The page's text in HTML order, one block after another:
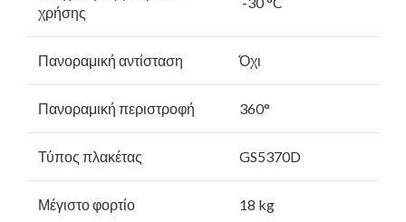
χρήσης
Πανοραμική αντίσταση Όχι
Πανοραμική περιστροφή 360°
Τύπος πλακέτας GS5370D
Μέγιστο φορτίο 18 kg